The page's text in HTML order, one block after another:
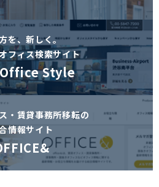
を、新しく。
フィス検索サイト
Style
・賃貸事務所移転の
情報サイト